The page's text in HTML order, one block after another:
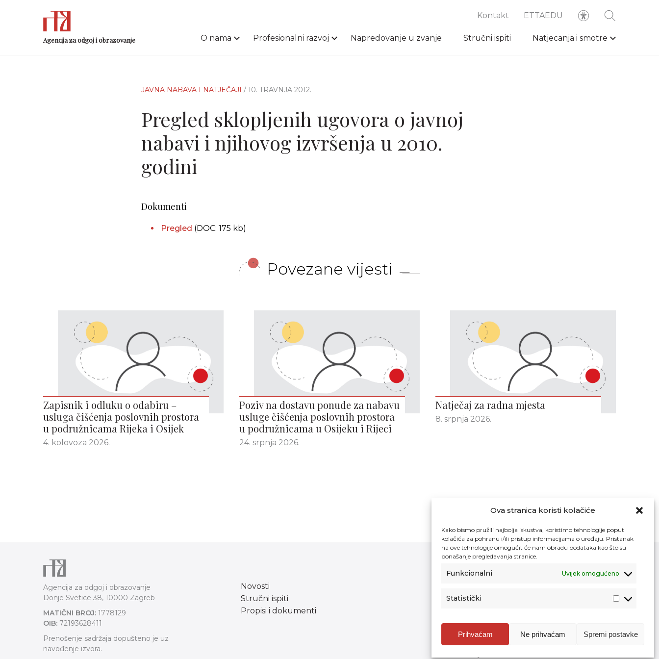
Ova stranica koristi kolačiće
Kako bismo pružili najbolja iskustva, koristimo tehnologije poput
kolačića za pohranu i/ili pristup informacijama o uređaju. Pristanak
na ove tehnologije omogućit će nam obradu podataka kao što su
ponašanje pregledavanja stranice.
Funkcionalni Uvijek omogućeno
Statistički
Prihvaćam Ne prihvaćam Spremi postavke
Agencija za odgoj i obrazovanje
Kontakt ETTAEDU
O nama Profesionalni razvoj Napredovanje u zvanje Stručni ispiti Natjecanja i smotre
JAVNA NABAVA I NATJEČAJI / 10. TRAVNJA 2012.
Pregled sklopljenih ugovora o javnoj
nabavi i njihovog izvršenja u 2010.
godini
Dokumenti
Pregled (DOC: 175 kb)
Povezane vijesti
Zapisnik i odluku o odabiru –
usluga čišćenja poslovnih prostora
u podružnicama Rijeka i Osijek
4. kolovoza 2026.
Poziv na dostavu ponude za nabavu
usluge čišćenja poslovnih prostora
u podružnicama u Osijeku i Rijeci
24. srpnja 2026.
Natječaj za radna mjesta
8. srpnja 2026.
Agencija za odgoj i obrazovanje
Donje Svetice 38, 10000 Zagreb
MATIČNI BROJ: 1778129
OIB: 72193628411
Prenošenje sadržaja dopušteno je uz
navođenje izvora.
Novosti
Stručni ispiti
Propisi i dokumenti
Pristup informacijama
Povjerljiva osoba za unutarnje prijavljivanje
nepravilnosti
Etički povjerenik Agencije za odgoj i